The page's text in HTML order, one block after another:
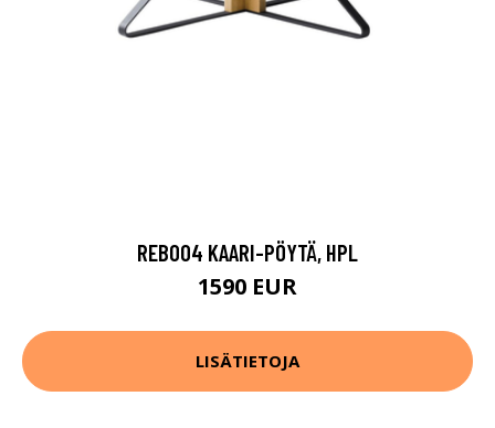
REB004 KAARI-PÖYTÄ, HPL
1590 EUR
LISÄTIETOJA